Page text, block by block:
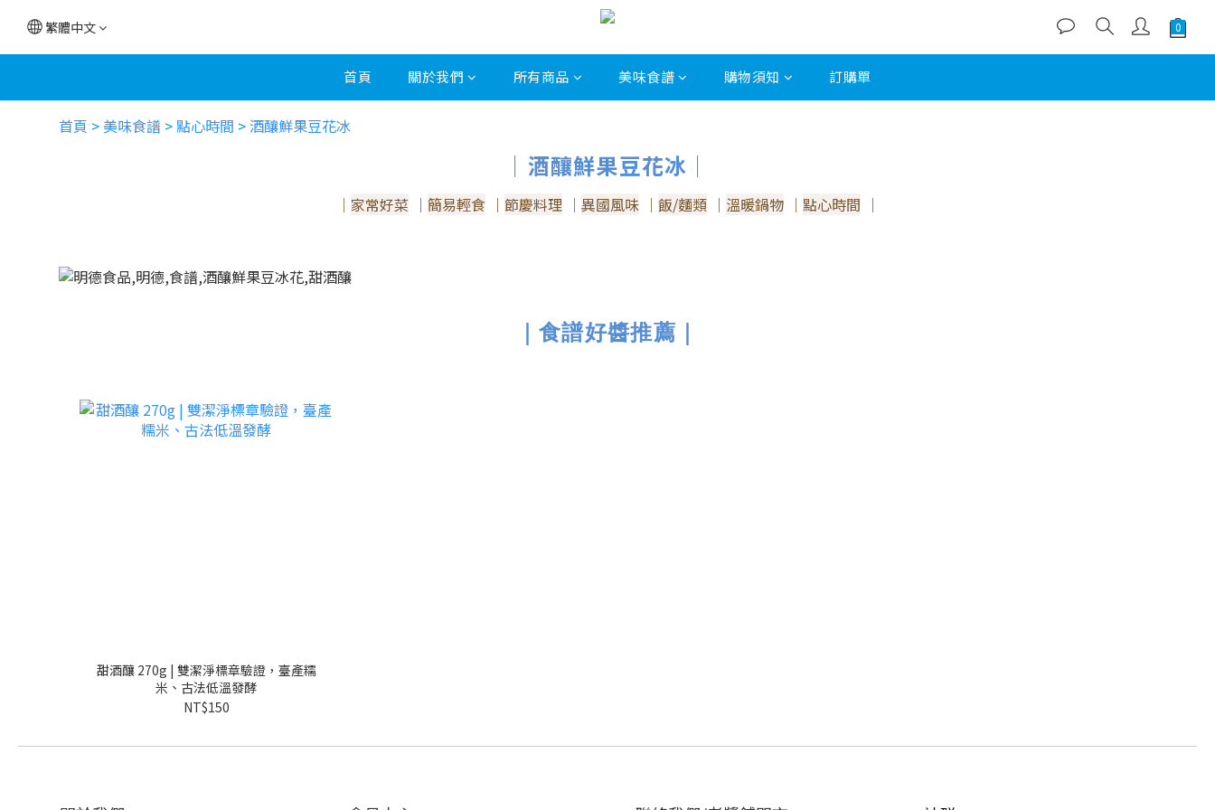
繁體中文
首頁 關於我們 所有商品 美味食譜 購物須知 訂購單
首頁 > 美味食譜 >點心時間 >酒釀鮮果豆花冰
｜酒釀鮮果豆花冰｜
｜ 家常好菜 ｜ 簡易輕食 ｜ 節慶料理 ｜ 異國風味 ｜ 飯/麵類 ｜ 溫暖鍋物 ｜ 點心時間 ｜
｜食譜好醬推薦｜
甜酒釀 270g | 雙潔淨標章驗證，臺產糯
米、古法低溫發酵
NT$150